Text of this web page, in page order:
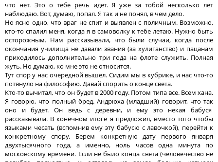
что нет. Это о тебе речь идет. Я уже за тобой несколько лет
наблюдаю. Вот, думаю, попал. Я так и не понял, в чем дело.
Но ясно одно, что враг не спит и выявлен с поличным. Возможно,
кто-то спалил меня, когда я в самоволку к тебе летаю. Нужно быть
осторожным. Нам рассказывали, что были случаи, когда после
окончания училища не давали звания (за хулиганство) и пацанам
приходилось дополнительно три года на флоте служить. Полная
жуть. Но думаю, ко мне это не относится.
Тут спор у нас очередной вышел. Сидим мы в кубрике, и нас что-то
потянуло на философию. Давай спорить о конце света.
Кто-то вычитал, что он будет в 2000 году. Потом типа все. Всем хана.
Я говорю, что полный бред. Андрюха (младший) говорит, что так
оно и будет. Он ведь с деревни, и ему это некая бабуся
рассказывала. В конечном итоге я предложил, вместо того чтобы
языками чесать (вспомнив ему эту бабусю с лавочкой), перейти к
конкретному спору. Берем конкретную дату первого января
двухтысячного года, а именно, ноль часов одна минута по
московскому времени. Если не было конца света (человечество не